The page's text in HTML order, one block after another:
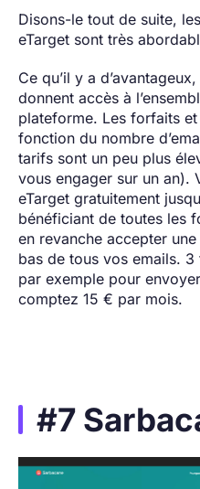
Disons-le tout de suite,
eTarget sont très
Ce qu’il y a
donnent accès à
plateforme. Les forfaits
fonction du nombre
tarifs sont un peu plus
vous engager sur un an).
eTarget gratuitement
bénéficiant de toutes les
en revanche accepter
bas de tous vos emails.
par exemple pour
comptez 15 € par mois.
#7